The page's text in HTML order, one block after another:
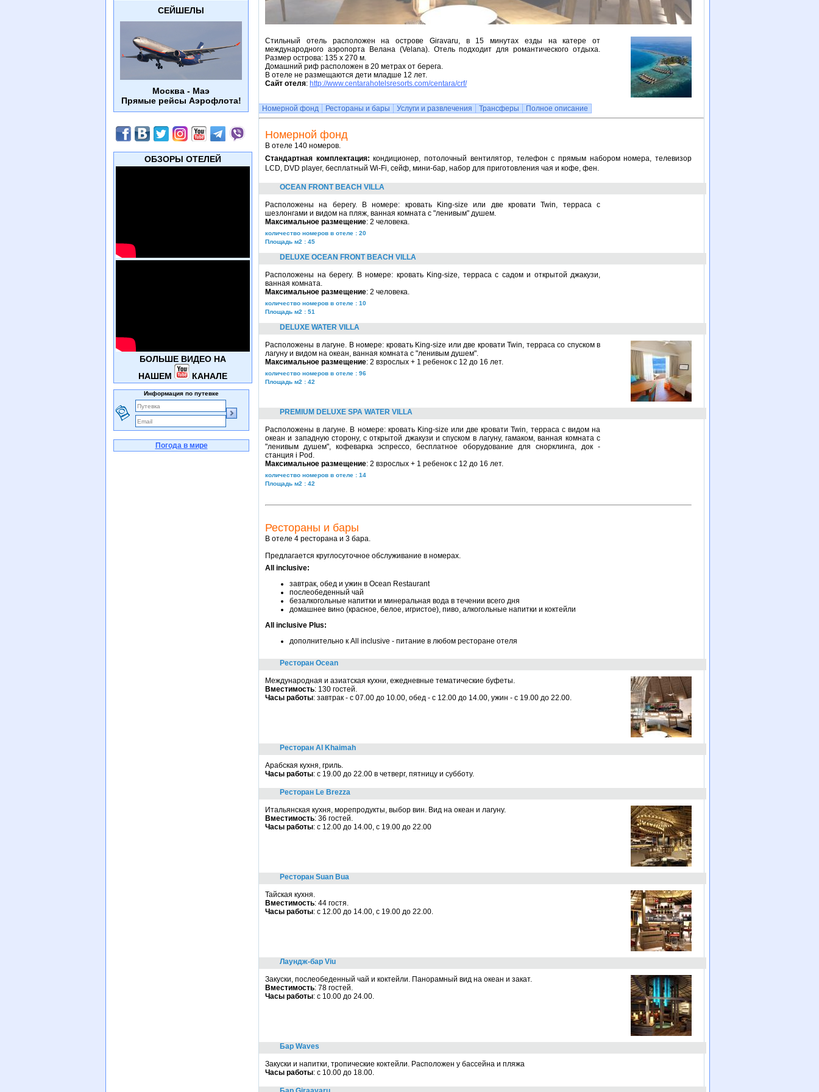
Стильный отель расположен на острове Giravaru, в 15 минутах езды на катере от
международного аэропорта Велана (Velana). Отель подходит для романтического отдыха.
Размер острова: 135 х 270 м.
Домашний риф расположен в 20 метрах от берега.
В отеле не размещаются дети младше 12 лет.
Сайт отеля: http://www.centarahotelsresorts.com/centara/crf/
Номерной фонд Рестораны и бары Услуги и развлечения Трансферы Полное описание
Номерной фонд
В отеле 140 номеров.
Стандартная комплектация: кондиционер, потолочный вентилятор, телефон с прямым набором номера, телевизор
LCD, DVD player, бесплатный Wi-Fi, сейф, мини-бар, набор для приготовления чая и кофе, фен.
OCEAN FRONT BEACH VILLA
Расположены на берегу. В номере: кровать King-size или две кровати Twin, терраса с
шезлонгами и видом на пляж, ванная комната с "ленивым" душем.
Максимальное размещение: 2 человека.
количество номеров в отеле : 20
Площадь м2 : 45
DELUXE OCEAN FRONT BEACH VILLA
Расположены на берегу. В номере: кровать King-size, терраса с садом и открытой джакузи,
ванная комната.
Максимальное размещение: 2 человека.
количество номеров в отеле : 10
Площадь м2 : 51
DELUXE WATER VILLA
Расположены в лагуне. В номере: кровать King-size или две кровати Twin, терраса со спуском в
лагуну и видом на океан, ванная комната c "ленивым душем".
Максимальное размещение: 2 взрослых + 1 ребенок с 12 до 16 лет.
количество номеров в отеле : 96
Площадь м2 : 42
PREMIUM DELUXE SPA WATER VILLA
Расположены в лагуне. В номере: кровать King-size или две кровати Twin, терраса с видом на
океан и западную сторону, с открытой джакузи и спуском в лагуну, гамаком, ванная комната c
"ленивым душем", кофеварка эспрессо, бесплатное оборудование для снорклинга, док -
станция i Pod.
Максимальное размещение: 2 взрослых + 1 ребенок с 12 до 16 лет.
количество номеров в отеле : 14
Площадь м2 : 42
Рестораны и бары
В отеле 4 ресторана и 3 бара.
Предлагается круглосуточное обслуживание в номерах.
All inclusive:
завтрак, обед и ужин в Ocean Restaurant
послеобеденный чай
безалкогольные напитки и минеральная вода в течении всего дня
домашнее вино (красное, белое, игристое), пиво, алкогольные напитки и коктейли
All inclusive Plus:
дополнительно к All inclusive - питание в любом ресторане отеля
Ресторан Ocean
Международная и азиатская кухни, ежедневные тематические буфеты.
Вместимость: 130 гостей.
Часы работы: завтрак - с 07.00 до 10.00, обед - с 12.00 до 14.00, ужин - с 19.00 до 22.00.
Ресторан Al Khaimah
Арабская кухня, гриль.
Часы работы: с 19.00 до 22.00 в четверг, пятницу и субботу.
Ресторан Le Brezza
Итальянская кухня, морепродукты, выбор вин. Вид на океан и лагуну.
Вместимость: 36 гостей.
Часы работы: с 12.00 до 14.00, с 19.00 до 22.00
Ресторан Suan Bua
Тайская кухня.
Вместимость: 44 гостя.
Часы работы: с 12.00 до 14.00, с 19.00 до 22.00.
Лаундж-бар Viu
Закуски, послеобеденный чай и коктейли. Панорамный вид на океан и закат.
Вместимость: 78 гостей.
Часы работы: с 10.00 до 24.00.
Бар Waves
Закуски и напитки, тропические коктейли. Расположен у бассейна и пляжа
Часы работы: с 10.00 до 18.00.
СЕЙШЕЛЫ
Москва - Маэ
Прямые рейсы Аэрофлота!
ОБЗОРЫ ОТЕЛЕЙ
БОЛЬШЕ ВИДЕО НА
НАШЕМ
КАНАЛЕ
Информация по путевке
Погода в мире